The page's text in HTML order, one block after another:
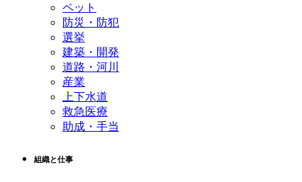
ペット
防災・防犯
選挙
建築・開発
道路・河川
産業
上下水道
救急医療
助成・手当
組織と仕事